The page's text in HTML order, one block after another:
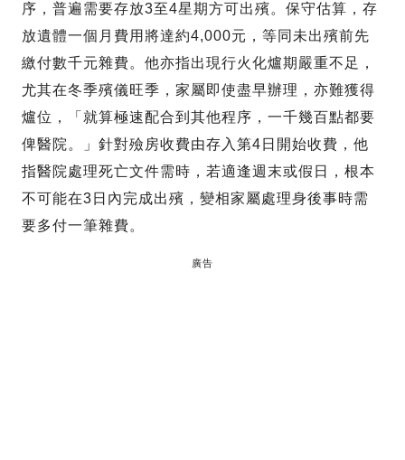
序，普遍需要存放3至4星期方可出殯。保守估算，存
放遺體一個月費用將達約4,000元，等同未出殯前先
繳付數千元雜費。他亦指出現行火化爐期嚴重不足，
尤其在冬季殯儀旺季，家屬即使盡早辦理，亦難獲得
爐位，「就算極速配合到其他程序，一千幾百點都要
俾醫院。」針對殮房收費由存入第4日開始收費，他
指醫院處理死亡文件需時，若適逢週末或假日，根本
不可能在3日內完成出殯，變相家屬處理身後事時需
要多付一筆雜費。
廣告